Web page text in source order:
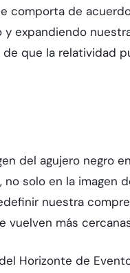
comporta de
expandiendo
que la relatividad
del agujero negro
solo en la imagen
nuestra
vuelven más
Horizonte de